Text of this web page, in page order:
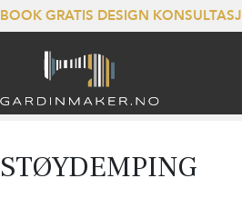
BOOK GRATIS DESIGN
STØYDEMPING